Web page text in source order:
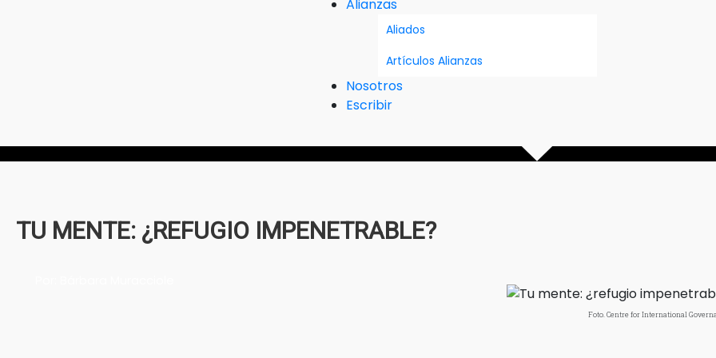
Alianzas
Aliados
Artículos Alianzas
Nosotros
Escribir
TU MENTE: ¿REFUGIO IMPENETRABLE?
Foto. Centre for International